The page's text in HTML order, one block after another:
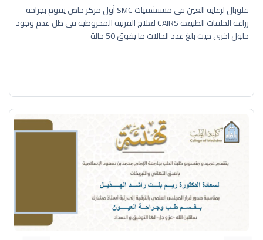
قلوبال لرعاية العين في مستشفيات SMC أول مركز خاص يقوم بجراحة
زراعة الحلقات الطبيعة CAIRS لعلاج القرنية المخروطية في ظل عدم وجود
حلول آخرى حيث بلغ عدد الحالات ما يفوق 50 حالة